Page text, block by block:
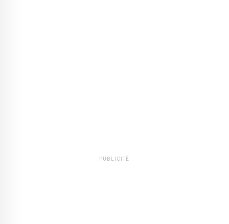
PUBLICITÉ